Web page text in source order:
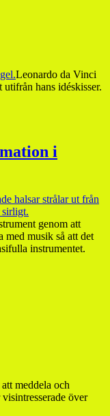
Leonardo da Vinci
hans idéskisser.
i
genom att
med musik så att det
instrumentet.
meddela och
över